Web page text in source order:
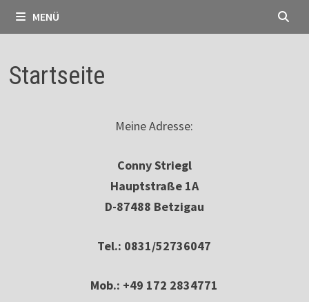
MENÜ
Startseite
Meine Adresse:
Conny Striegl
Hauptstraße 1A
D-87488 Betzigau
Tel.: 0831/52736047
Mob.: +49 172 2834771